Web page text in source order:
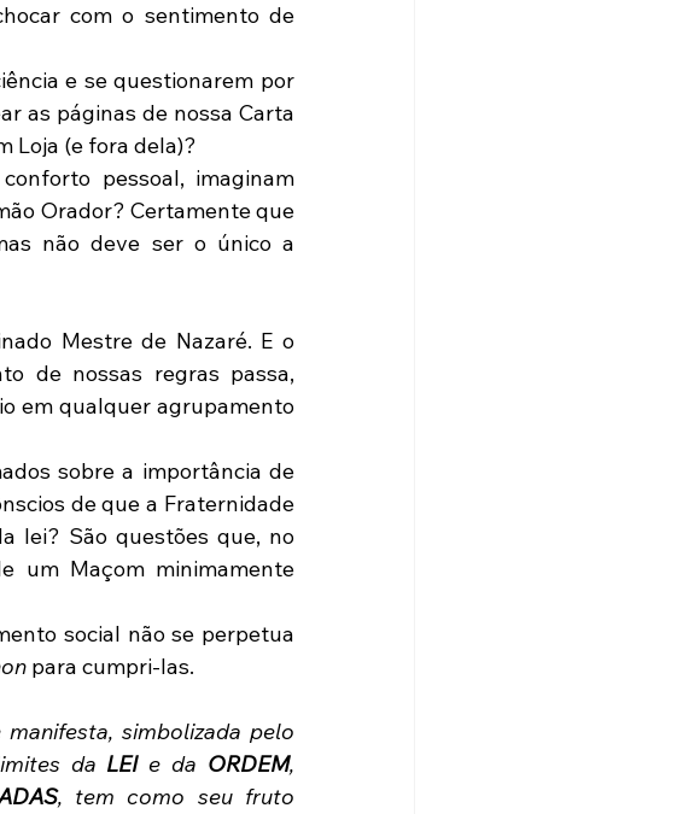
com o sentimento de
e se questionarem por
as páginas de nossa Carta
Loja (e fora dela)?
pessoal, imaginam
Orador? Certamente que
não deve ser o único a
Mestre de Nazaré. E o
de nossas regras passa,
em qualquer agrupamento
sobre a importância de
de que a Fraternidade
lei? São questões que, no
um Maçom minimamente
social não se perpetua
para cumpri-las.
da LEI e da ORDEM,